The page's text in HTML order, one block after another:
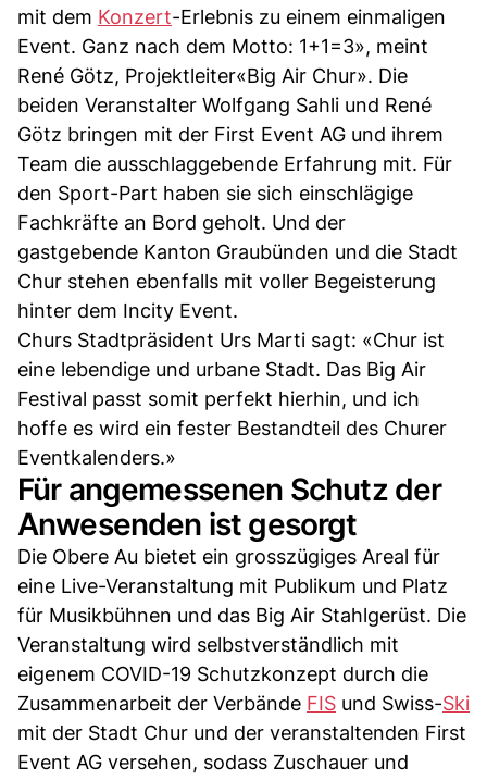
mit dem Konzert-Erlebnis zu einem einmaligen
Event. Ganz nach dem Motto: 1+1=3», meint
René Götz, Projektleiter«Big Air Chur». Die
beiden Veranstalter Wolfgang Sahli und René
Götz bringen mit der First Event AG und ihrem
Team die ausschlaggebende Erfahrung mit. Für
den Sport-Part haben sie sich einschlägige
Fachkräfte an Bord geholt. Und der
gastgebende Kanton Graubünden und die Stadt
Chur stehen ebenfalls mit voller Begeisterung
hinter dem Incity Event.
Churs Stadtpräsident Urs Marti sagt: «Chur ist
eine lebendige und urbane Stadt. Das Big Air
Festival passt somit perfekt hierhin, und ich
hoffe es wird ein fester Bestandteil des Churer
Eventkalenders.»
Für angemessenen Schutz der
Anwesenden ist gesorgt
Die Obere Au bietet ein grosszügiges Areal für
eine Live-Veranstaltung mit Publikum und Platz
für Musikbühnen und das Big Air Stahlgerüst. Die
Veranstaltung wird selbstverständlich mit
eigenem COVID-19 Schutzkonzept durch die
Zusammenarbeit der Verbände FIS und Swiss-Ski
mit der Stadt Chur und der veranstaltenden First
Event AG versehen, sodass Zuschauer und